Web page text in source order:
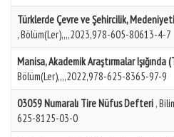
Türklerde Çevre ve Şehircilik,
, Bölüm(Ler),,,,2023,978-605-80613-4-7
Manisa, Akademik Araştırmalar
Bölüm(Ler),,,,2022,978-625-8365-97-9
03059 Numaralı Tire Nüfus Defteri ,
625-8125-03-0